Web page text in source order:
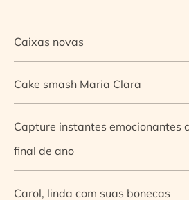
Caixas novas
Cake smash Maria Clara
Capture instantes emocionantes
final de ano
Carol, linda com suas bonecas